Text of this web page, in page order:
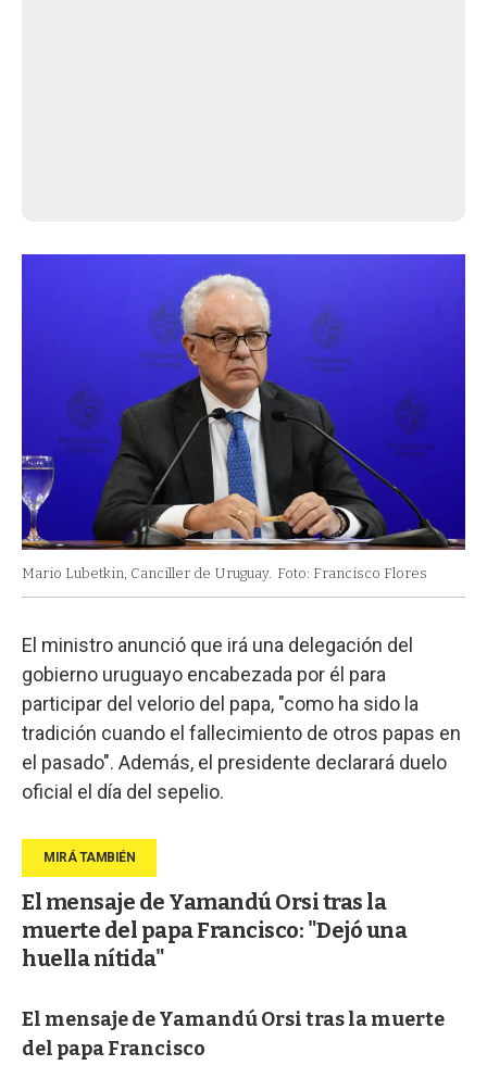
Mario Lubetkin, Canciller de Uruguay. Foto: Francisco Flores
El ministro anunció que irá una delegación del
gobierno uruguayo encabezada por él para
participar del velorio del papa, "como ha sido la
tradición cuando el fallecimiento de otros papas en
el pasado". Además, el presidente declarará duelo
oficial el día del sepelio.
El mensaje de Yamandú Orsi tras la
muerte del papa Francisco: "Dejó una
huella nítida"
El mensaje de Yamandú Orsi tras la muerte
del papa Francisco